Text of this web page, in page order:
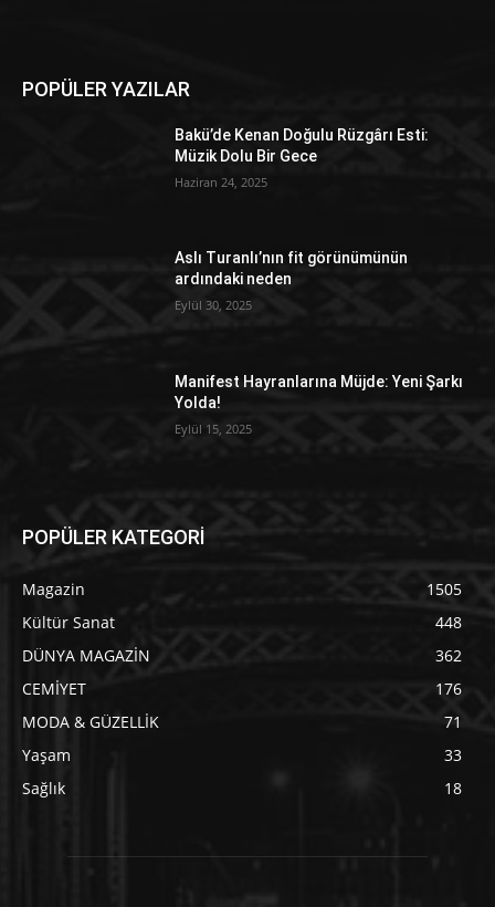
POPÜLER YAZILAR
Bakü’de Kenan Doğulu Rüzgârı Esti:
Müzik Dolu Bir Gece
Haziran 24, 2025
Aslı Turanlı’nın fit görünümünün
ardındaki neden
Eylül 30, 2025
Manifest Hayranlarına Müjde: Yeni Şarkı
Yolda!
Eylül 15, 2025
POPÜLER KATEGORİ
Magazin
1505
Kültür Sanat
448
DÜNYA MAGAZİN
362
CEMİYET
176
MODA & GÜZELLİK
71
Yaşam
33
Sağlık
18